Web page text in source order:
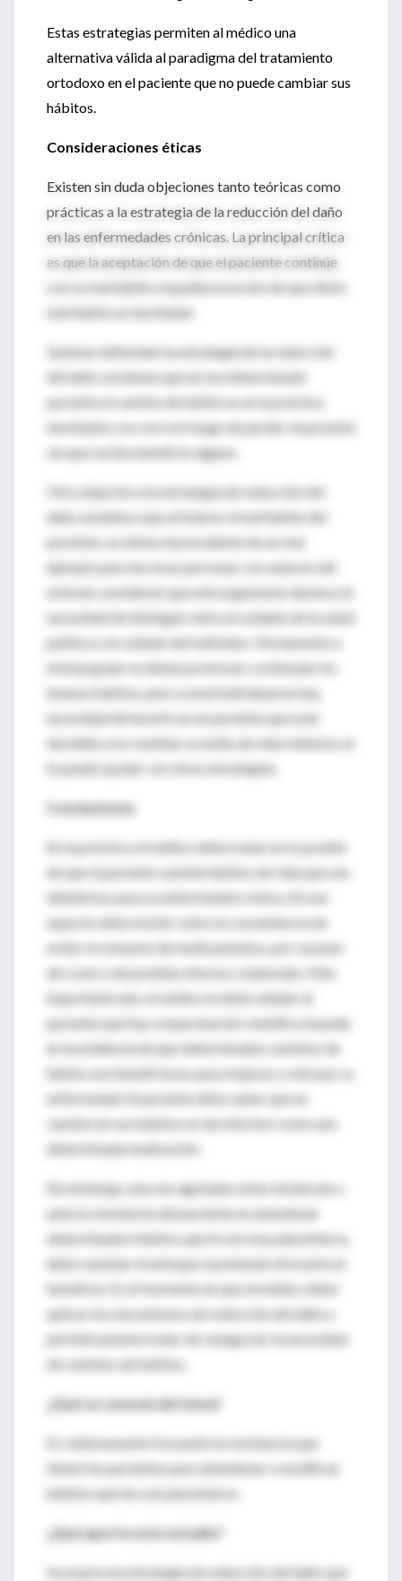
Estas estrategias permiten al médico una
alternativa válida al paradigma del tratamiento
ortodoxo en el paciente que no puede cambiar sus
hábitos.
Consideraciones éticas
Existen sin duda objeciones tanto teóricas como
prácticas a la estrategia de la reducción del daño
en las enfermedades crónicas. La principal crítica
es que la aceptación de que el paciente continúe
con su mal hábito respalda la noción de que dicho
mal hábito es inevitable.
Quienes defienden la estrategia de la reducción
del daño sostienen que en ese determinado
paciente el cambio de hábito es en la práctica
inevitable y se corre el riesgo de perder el paciente
sin que reciba beneficio alguno.
Otra objeción a la estrategia de reducción del
daño establece que al tolerar el mal hábito del
paciente, se sienta el precedente de un mal
ejemplo para terceras personas. Los autores del
artículo consideran que este argumento destaca la
necesidad de distinguir entre el cuidado de la salud
pública y el cuidado del individuo. Obviamente a
nivel popular se deben promover y estimular los
buenos hábitos, pero a nivel individual no hay
necesidad de hacerlo en un paciente que está
decidido a no cambiar su estilo de vida mientras se
lo puede ayudar con otras estrategias.
Conclusiones
En la práctica, el médico debe tratar en lo posible
de que el paciente cambie hábitos de vida que son
deletéreos para su enfermedad crónica. En ese
aspecto debe insistir sobre la conveniencia de
evitar el consumo de medicamentos, por razones
de costo y de posibles efectos colaterales. Más
importante aún, el médico le debe señalar al
paciente que hay comprobación científica basada
en la evidencia de que determinados cambios de
hábito son beneficiosos para mejorar o retrasar su
enfermedad. El paciente debe saber que un
cambio en sus hábitos es tan efectivo como una
determinada medicación.
Sin embargo, una vez agotadas estas instancias y
ante la resistencia del paciente en abandonar
determinados hábitos que le son muy placenteros,
debe cambiar el enfoque si pretende ofrecerle un
beneficio. Es el momento en que el médico debe
aplicar los mecanismos de reducción del daño y
periódicamente tratar de renegociar la necesidad
de cambios de hábitos.
¿Qué se conocía del tema?
Es relativamente frecuente la resistencia que
tienen los pacientes para abandonar o modificar
hábitos que les son placenteros.
¿Qué aporta este estudio?
Incorpora la estrategia de reducción del daño que